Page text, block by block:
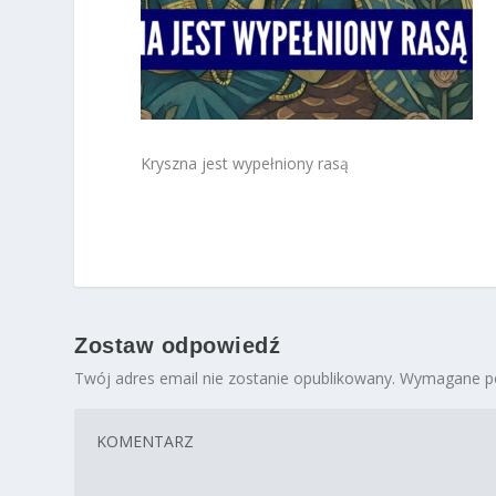
Kryszna jest wypełniony rasą
Zostaw odpowiedź
Twój adres email nie zostanie opublikowany. Wymagane